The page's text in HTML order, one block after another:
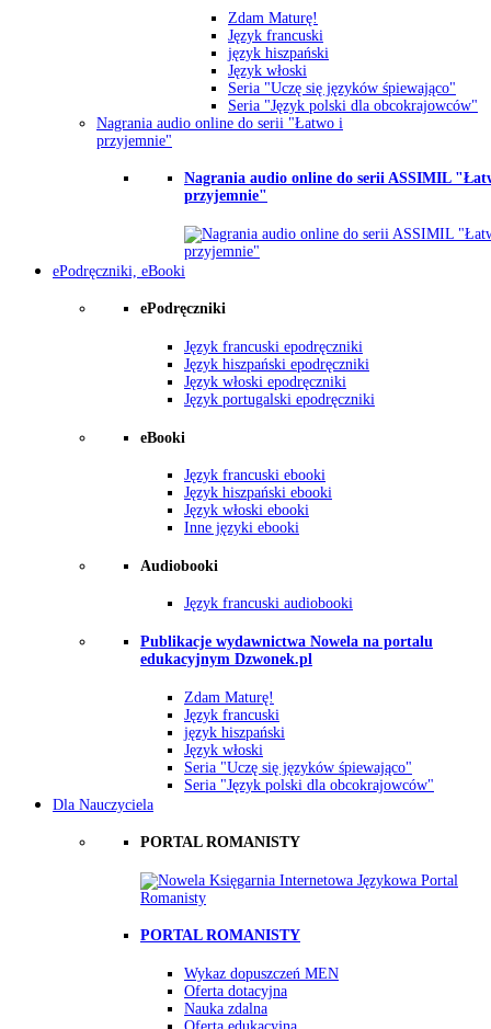
Zdam Maturę!
Język francuski
język hiszpański
Język włoski
Seria "Uczę się języków śpiewająco"
Seria "Język polski dla obcokrajowców"
Nagrania audio online do serii "Łatwo i
przyjemnie"
Nagrania audio online do serii ASSIMIL
przyjemnie"
ePodręczniki, eBooki
ePodręczniki
Język francuski epodręczniki
Język hiszpański epodręczniki
Język włoski epodręczniki
Język portugalski epodręczniki
eBooki
Język francuski ebooki
Język hiszpański ebooki
Język włoski ebooki
Inne języki ebooki
Audiobooki
Język francuski audiobooki
Publikacje wydawnictwa Nowela na portalu
edukacyjnym Dzwonek.pl
Zdam Maturę!
Język francuski
język hiszpański
Język włoski
Seria "Uczę się języków śpiewająco"
Seria "Język polski dla obcokrajowców"
Dla Nauczyciela
PORTAL ROMANISTY
PORTAL ROMANISTY
Wykaz dopuszczeń MEN
Oferta dotacyjna
Nauka zdalna